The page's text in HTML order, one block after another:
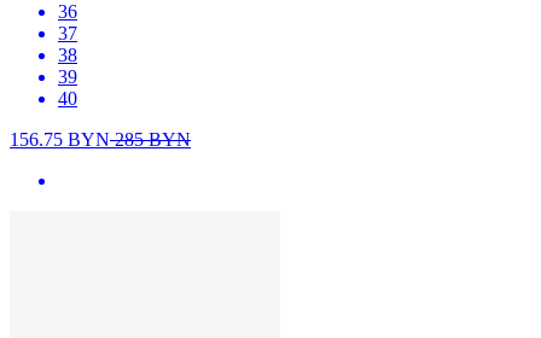
36
37
38
39
40
156.75 BYN285BYN